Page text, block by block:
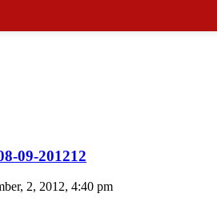
09-201212
2, 2012, 4:40 pm